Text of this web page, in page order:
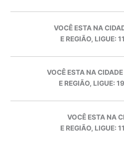
VOCÊ ESTA NA
E REGIÃO, LIGUE:
VOCÊ ESTA NA
E REGIÃO, LIGUE:
VOCÊ ESTA NA
E REGIÃO, LIGUE: